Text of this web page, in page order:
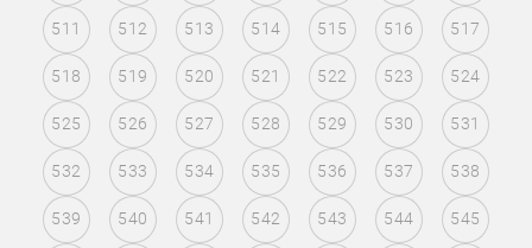
511 512 513 514 515 516 517
518 519 520 521 522 523 524
525 526 527 528 529 530 531
532 533 534 535 536 537 538
539 540 541 542 543 544 545